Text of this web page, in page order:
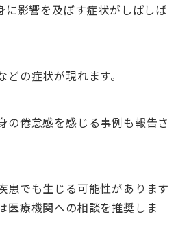
に影響を及ぼす症状がしばしば
の症状が現れます。
の倦怠感を感じる事例も報告さ
患でも生じる可能性があります
医療機関への相談を推奨しま